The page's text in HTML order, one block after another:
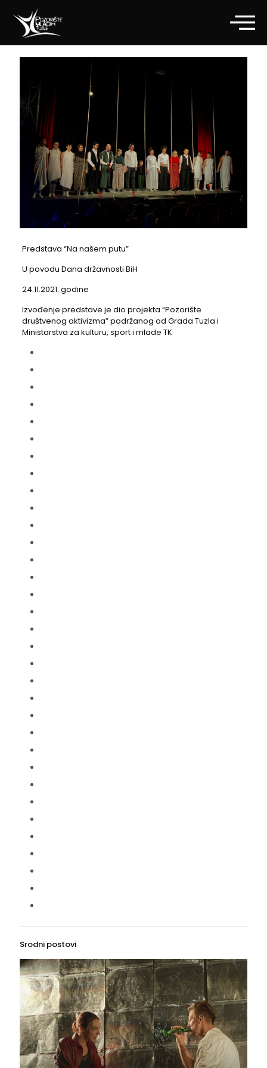
Predstava “Na našem putu”
U povodu Dana državnosti BiH
24.11.2021. godine
Izvođenje predstave je dio projekta “Pozorište
društvenog aktivizma” podržanog od Grada Tuzla i
Ministarstva za kulturu, sport i mlade TK
Srodni postovi